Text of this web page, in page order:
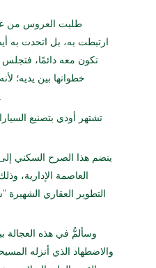
طلبت العروس من
ارتبطت به، بل اتحدت به
تكون معه دائمًا،
خطواتها بين يديه؛
تشتهر أودي بتصنيع
ينضم هذا الصرح السكني
العاصمة الإدارية،
التطوير العقاري الشهيرة
وسألمُّ في هذه العجالة
والاضطهاد الذي أنزله